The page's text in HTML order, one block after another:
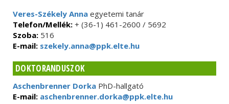
Veres-Székely Anna egyetemi tanár
Telefon/Mellék: + (36-1) 461-2600 / 5692
Szoba: 516
E-mail: szekely.anna@ppk.elte.hu
DOKTORANDUSZOK
Aschenbrenner Dorka PhD-hallgató
E-mail: aschenbrenner.dorka@ppk.elte.hu